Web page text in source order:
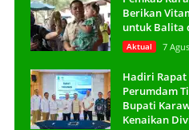
Berikan
untuk Balita
Aktual 7
Hadiri Rapat
Perumdam
Bupati
Kenaikan